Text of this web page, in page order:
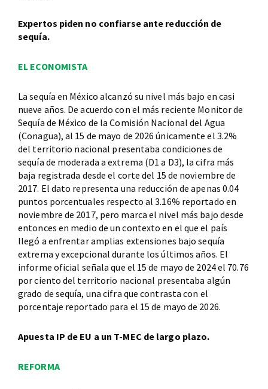
Expertos piden no confiarse ante reducción de
sequía.
EL ECONOMISTA
La sequía en México alcanzó su nivel más bajo en casi
nueve años. De acuerdo con el más reciente Monitor de
Sequía de México de la Comisión Nacional del Agua
(Conagua), al 15 de mayo de 2026 únicamente el 3.2%
del territorio nacional presentaba condiciones de
sequía de moderada a extrema (D1 a D3), la cifra más
baja registrada desde el corte del 15 de noviembre de
2017. El dato representa una reducción de apenas 0.04
puntos porcentuales respecto al 3.16% reportado en
noviembre de 2017, pero marca el nivel más bajo desde
entonces en medio de un contexto en el que el país
llegó a enfrentar amplias extensiones bajo sequía
extrema y excepcional durante los últimos años. El
informe oficial señala que el 15 de mayo de 2024 el 70.76
por ciento del territorio nacional presentaba algún
grado de sequía, una cifra que contrasta con el
porcentaje reportado para el 15 de mayo de 2026.
Apuesta IP de EU a un T-MEC de largo plazo.
REFORMA